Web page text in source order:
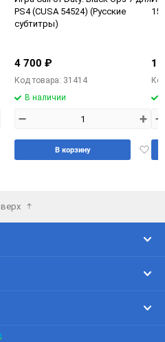
PS4 (CUSA 54524) (Русские
субтитры)
4 700 ₽
Код товара: 31414
В наличии
– +
В корзину
1
–